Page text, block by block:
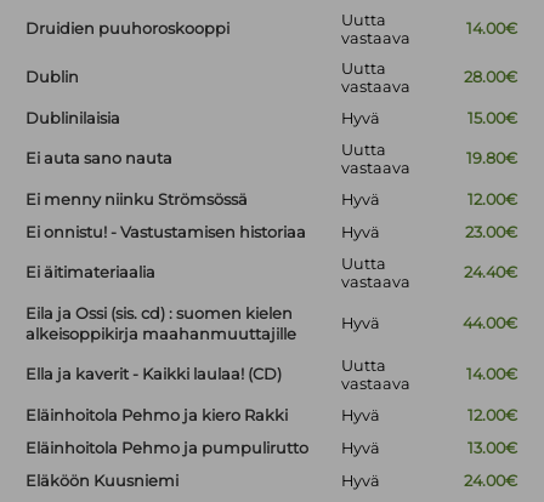
Druidien puuhoroskooppi
Uutta
vastaava
14.00€
Dublin
Uutta
vastaava
28.00€
Dublinilaisia Hyvä 15.00€
Ei auta sano nauta
Uutta
vastaava
19.80€
Ei menny niinku Strömsössä Hyvä
12.00€
Ei onnistu! - Vastustamisen historiaa
Hyvä 23.00€
Ei äitimateriaalia
Uutta
vastaava
24.40€
Eila ja Ossi (sis. cd) : suomen kielen
alkeisoppikirja maahanmuuttajille
Hyvä 44.00€
Ella ja kaverit - Kaikki laulaa! (CD)
Uutta
vastaava
14.00€
Eläinhoitola Pehmo ja kiero Rakki Hyvä
12.00€
Eläinhoitola Pehmo ja pumpulirutto
Hyvä
13.00€
Eläköön Kuusniemi
Hyvä 24.00€